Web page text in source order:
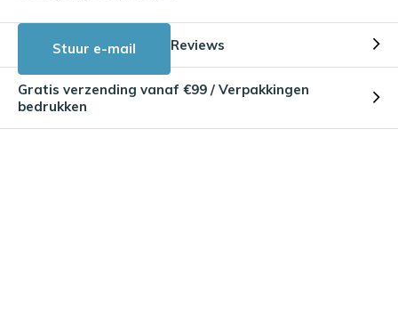
Stuur e-mail Reviews
Gratis verzending vanaf €99 / Verpakkingen
bedrukken